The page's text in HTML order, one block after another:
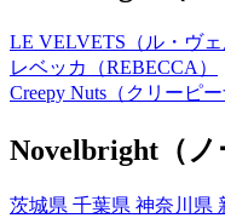
LE VELVETS（ル・ヴェ
レベッカ（REBECCA）
Creepy Nuts（クリーピー
Novelbright（
茨城県 千葉県 神奈川県